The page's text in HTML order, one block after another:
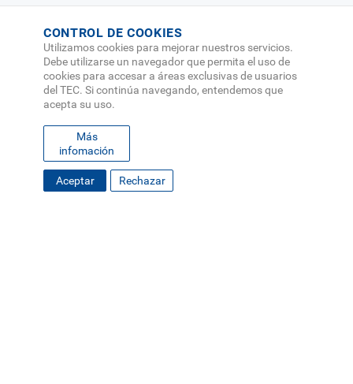
TEC brinda tutorías de matemáticas a
estudiantes de secundaria
Extensión
Proyección Universitaria
CONTROL DE COOKIES
Utilizamos cookies para mejorar nuestros servicios.
Debe utilizarse un navegador que permita el uso de
cookies para accesar a áreas exclusivas de usuarios
del TEC. Si continúa navegando, entendemos que
acepta su uso.
Más
infomación
Aceptar Rechazar